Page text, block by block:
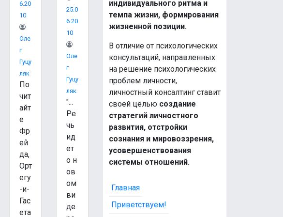
6.20
10
Оле
Г
Гуцу
Ляк
По
чит
айт
е
Фр
ей
да,
Орт
егу
-и-
Гас
ета
25.0
6.20
10
Оле
Г
Гуцу
Ляк
"...
Ре
чь
ид
ет
о н
ов
ом
ви
де
индивидуального ритма и
темпа жизни, формирования
жизненной позиции.
В отличие от психологических
консультаций, направленных
на решение психологических
проблем личности,
личностный консалтинг ставит
своей целью создание
стратегий личностного
развития, отстройки
сознания и мировоззрения,
усовершенствования
системы отношений.
Главная
Приветствуем!